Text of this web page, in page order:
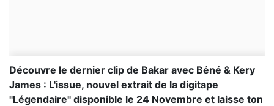
Découvre le dernier clip de Bakar avec Béné & Kery
James : L'issue, nouvel extrait de la digitape
"Légendaire" disponible le 24 Novembre et laisse ton